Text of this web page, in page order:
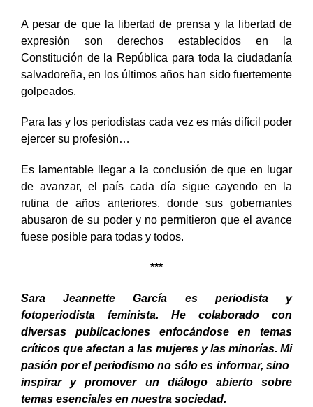
A pesar de que la libertad de prensa y la libertad de
expresión son derechos establecidos en la
Constitución de la República para toda la ciudadanía
salvadoreña, en los últimos años han sido fuertemente
golpeados.
Para las y los periodistas cada vez es más difícil poder
ejercer su profesión…
Es lamentable llegar a la conclusión de que en lugar
de avanzar, el país cada día sigue cayendo en la
rutina de años anteriores, donde sus gobernantes
abusaron de su poder y no permitieron que el avance
fuese posible para todas y todos.
***
Sara Jeannette García es periodista y
fotoperiodista feminista. He colaborado con
diversas publicaciones enfocándose en temas
críticos que afectan a las mujeres y las minorías. Mi
pasión por el periodismo no sólo es informar, sino
inspirar y promover un diálogo abierto sobre
temas esenciales en nuestra sociedad.